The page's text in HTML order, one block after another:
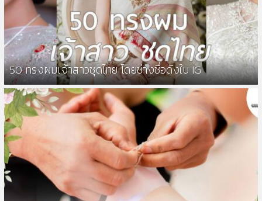
50 ทรงผมเจ้าสาวชุดไทย โดยช่างชื่อดังใน IG